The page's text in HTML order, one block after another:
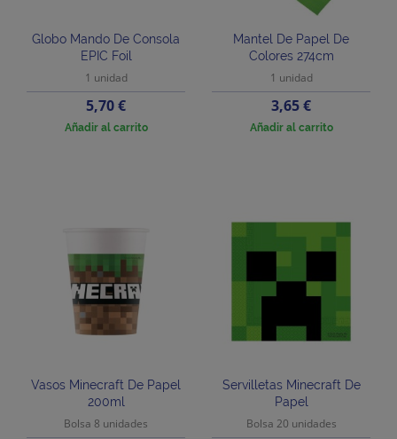
Globo Mando De Consola
EPIC Foil
1 unidad
Precio
5,70 €
Añadir al carrito
Mantel De Papel De
Colores 274cm
1 unidad
Precio
3,65 €
Añadir al carrito
Vasos Minecraft De Papel
200ml
Bolsa 8 unidades
Servilletas Minecraft De
Papel
Bolsa 20 unidades